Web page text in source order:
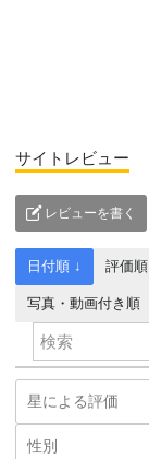
サイトレビュー
レビューを書く
日付順 ↓ 評価順
写真・動画付き順